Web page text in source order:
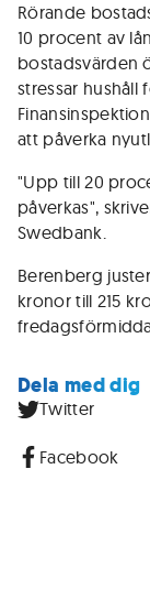
Rörande
10 procent av
bostadsvärden
stressar
att påverka
"Upp till 20
påverkas",
Swedbank.
Berenberg
kronor till 215
Dela med dig
Twitter
Facebook